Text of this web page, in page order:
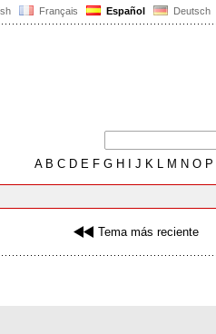
Français Español Deutsch
AB C D E F G H J K L M N O P
Tema más reciente